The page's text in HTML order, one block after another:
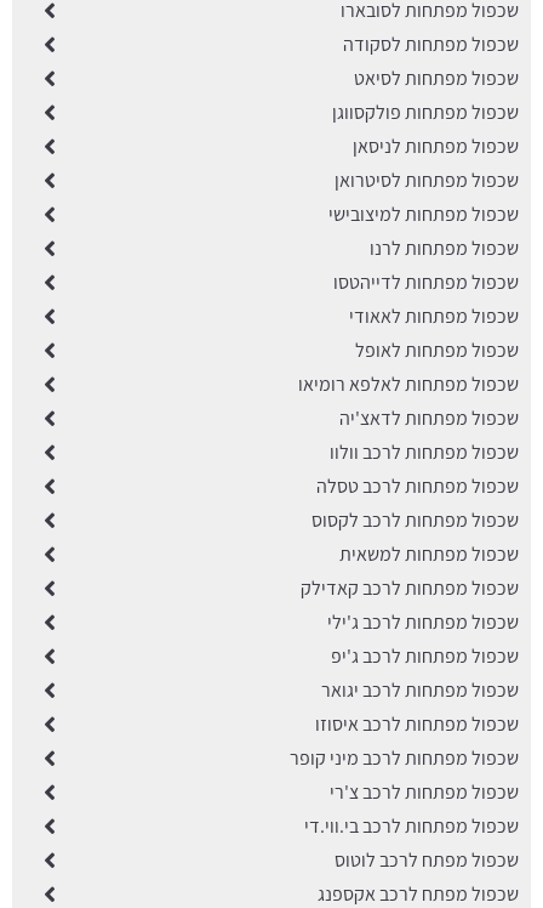
שכפול מפתחות לסובארו
שכפול מפתחות לסקודה
שכפול מפתחות לסיאט
שכפול מפתחות פולקסווגן
שכפול מפתחות לניסאן
שכפול מפתחות לסיטרואן
שכפול מפתחות למיצובישי
שכפול מפתחות לרנו
שכפול מפתחות לדייהטסו
שכפול מפתחות לאאודי
שכפול מפתחות לאופל
שכפול מפתחות לאלפא רומיאו
שכפול מפתחות לדאצ'יה
שכפול מפתחות לרכב וולוו
שכפול מפתחות לרכב טסלה
שכפול מפתחות לרכב לקסוס
שכפול מפתחות למשאית
שכפול מפתחות לרכב קאדילק
שכפול מפתחות לרכב ג'ילי
שכפול מפתחות לרכב ג'יפ
שכפול מפתחות לרכב יגואר
שכפול מפתחות לרכב איסוזו
שכפול מפתחות לרכב מיני קופר
שכפול מפתחות לרכב צ'רי
שכפול מפתחות לרכב בי.ווי.די
שכפול מפתח לרכב לוטוס
שכפול מפתח לרכב אקספנג